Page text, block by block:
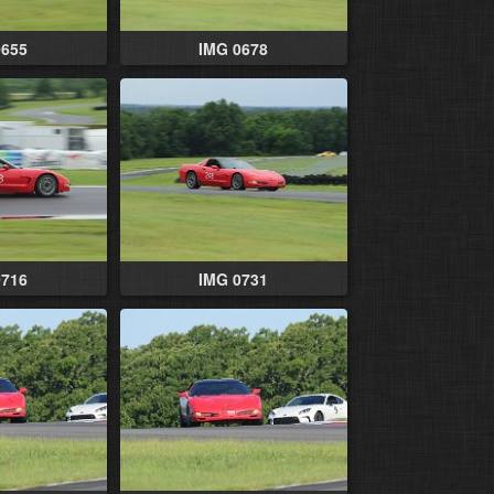
IMG 0678
IMG 0731